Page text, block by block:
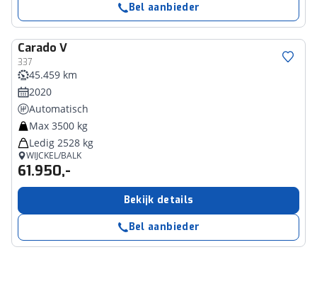
Bel aanbieder
Carado V
337
45.459 km
2020
Automatisch
Max 3500 kg
Ledig 2528 kg
WIJCKEL/BALK
61.950,-
Bekijk details
Bel aanbieder